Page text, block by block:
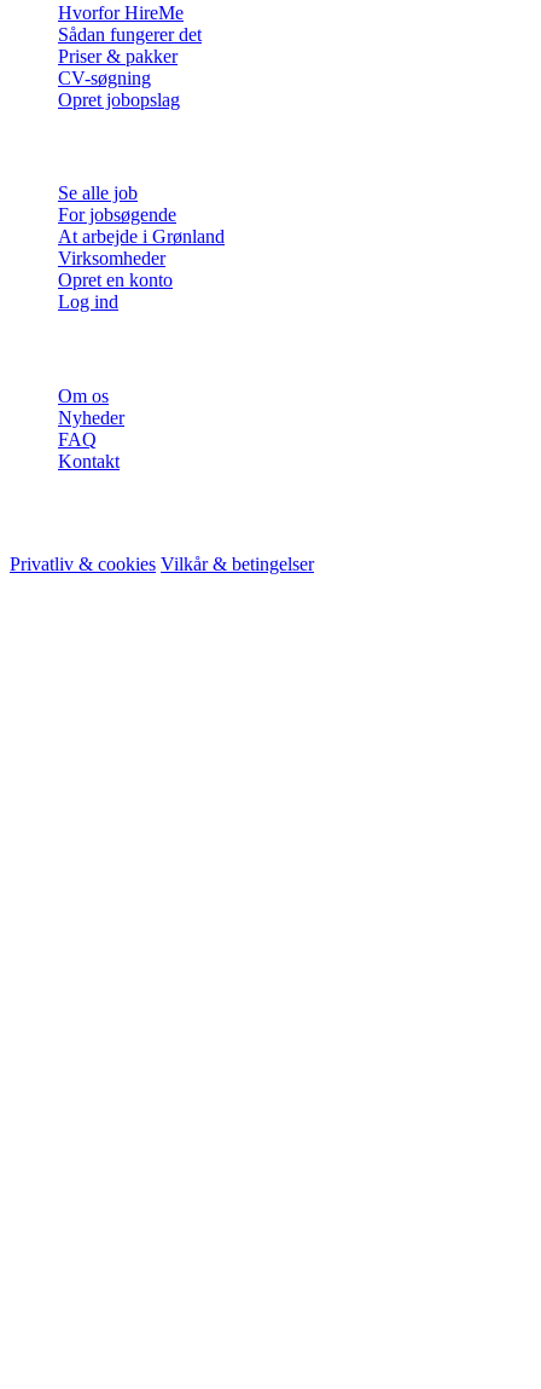
Hvorfor HireMe
Sådan fungerer det
Priser & pakker
CV-søgning
Opret jobopslag
Se alle job
For jobsøgende
At arbejde i Grønland
Virksomheder
Opret en konto
Log ind
Om os
Nyheder
FAQ
Kontakt
Privatliv & cookies Vilkår & betingelser